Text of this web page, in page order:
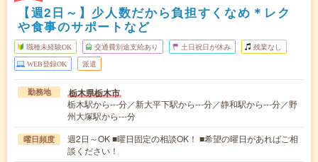
【週2日～】少人数だから負担すくなめ＊レク
や食事のサポートなど
職種未経験OK 交通費別途支給あり 土日祝日が休み 残業なし
WEB登録OK 派遣
勤務地 栃木県栃木市
栃木駅から---分／新大平下駅から---分／静和駅から---分／野
州大塚駅から---分
曜日頻度
週2日～OK ■曜日固定の相談OK！ ■希望の曜日があればご相
談ください！